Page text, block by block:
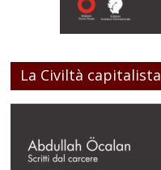
La Civiltà capitalista